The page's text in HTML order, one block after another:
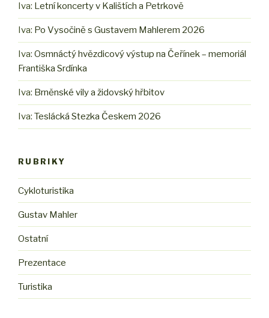
Iva: Letní koncerty v Kalištích a Petrkově
Iva: Po Vysočině s Gustavem Mahlerem 2026
Iva: Osmnáctý hvězdicový výstup na Čeřínek – memoriál
Františka Srdínka
Iva: Brněnské vily a židovský hřbitov
Iva: Teslácká Stezka Českem 2026
RUBRIKY
Cykloturistika
Gustav Mahler
Ostatní
Prezentace
Turistika